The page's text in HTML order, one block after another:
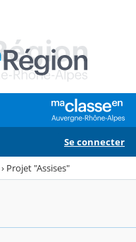
Se connecter
› Projet "Assises"